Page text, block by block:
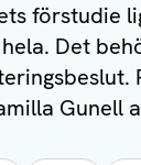
förstudie
Det
Gunell